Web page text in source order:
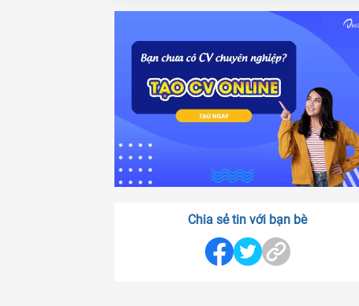
marketing intern
2.2. Nội dung CV marketing intern
2.2.1. Mục tiêu nghề nghiệp thể hiện ý
2.2.2. Trình bày kỹ năng trong CV
2.2.3. Kinh nghiệm trong CV marketing
intern
2.2.4. Trình độ học vấn trong CV được
bày như thế nào ?
Chia sẻ tin với bạn bè